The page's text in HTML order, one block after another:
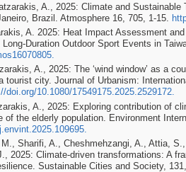
A., 2025: Climate and
Brazil. Atmosphere 16, 705, 1-15.
A. 2025: Heat Impact Assessment
Duration Outdoor Sport Events in
A., 2025: The ‘wind window’ as a
tourist city. Journal of Urbanism:
doi.org/10.1080/17549175.2025.2529172.
A., 2025: Exploring contribution of
of the elderly population. Environment
Sharifi, A., Cheshmehzangi, A., Attia,
2025: Climate-driven transformations: A
Sustainable Cities and Society,